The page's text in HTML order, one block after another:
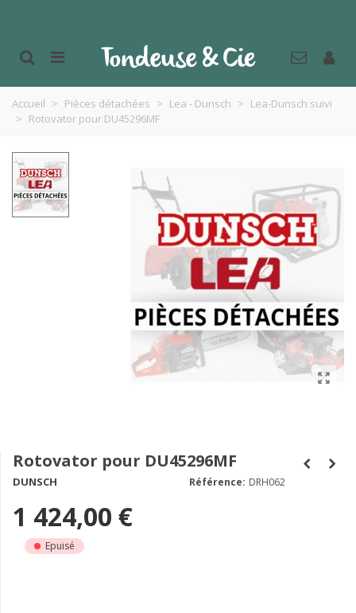
Accueil > Pièces détachées > Lea - Dunsch > Lea-Dunsch suivi
> Rotovator pour DU45296MF
Rotovator pour DU45296MF
DUNSCH Référence: DRH062
1 424,00 €
Epuisé